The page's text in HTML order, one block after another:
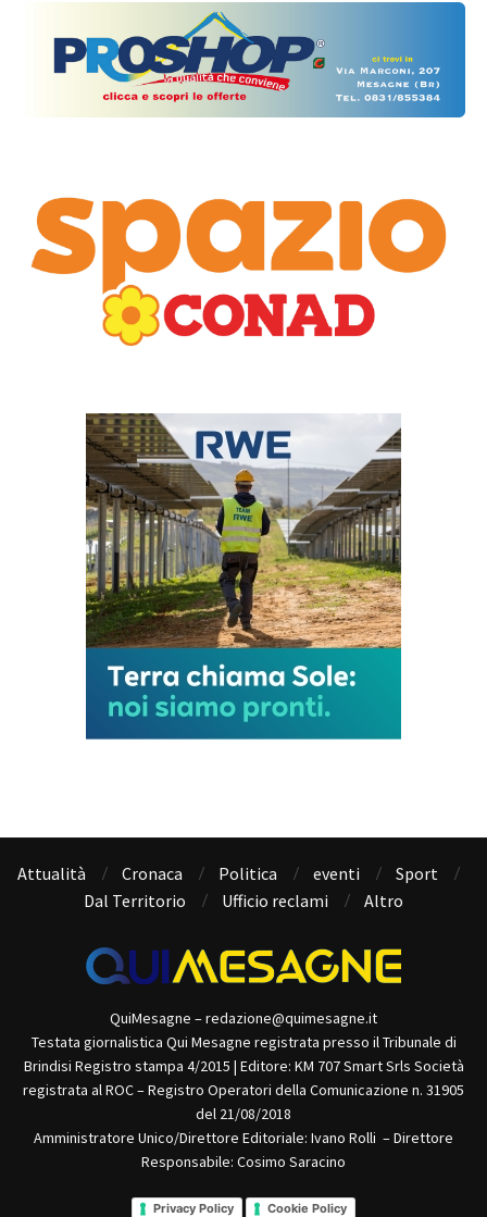
Attualità Cronaca Politica eventi
Sport
Dal Territorio
Ufficio reclami Altro
QuiMesagne – redazione@quimesagne.it
Testata giornalistica Qui Mesagne registrata presso il Tribunale di
Brindisi Registro stampa 4/2015 | Editore: KM 707 Smart Srls Società
registrata al ROC – Registro Operatori della Comunicazione n. 31905
del 21/08/2018
Amministratore Unico/Direttore Editoriale: Ivano Rolli – Direttore
Responsabile: Cosimo Saracino
Privacy Policy Cookie Policy